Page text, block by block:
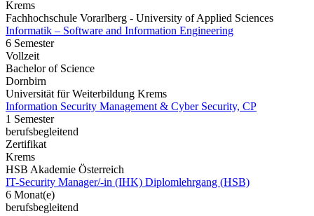
Krems
Fachhochschule Vorarlberg - University of Applied Sciences
Informatik – Software and Information Engineering
6 Semester
Vollzeit
Bachelor of Science
Dornbirn
Universität für Weiterbildung Krems
Information Security Management & Cyber Security, CP
1 Semester
berufsbegleitend
Zertifikat
Krems
HSB Akademie Österreich
IT-Security Manager/-in (IHK) Diplomlehrgang (HSB)
6 Monat(e)
berufsbegleitend